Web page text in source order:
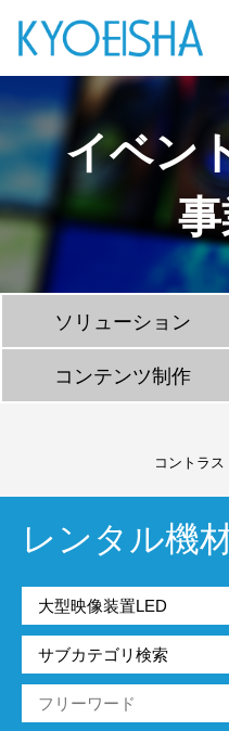
イベン
ソリューション
コンテンツ制作
コントラ
レンタル機